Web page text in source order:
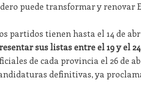
puede transformar y renovar
partidos tienen hasta el 14 de
sus listas entre el 19 y el
de cada provincia el 26 de
definitivas, ya